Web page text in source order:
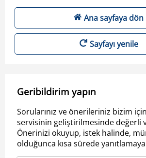
Ana sayfaya dön
Sayfayı yenile
Geribildirim yapın
Sorularınız ve önerileriniz bizim
servisinin geliştirilmesinde değerli
Önerinizi okuyup, istek halinde,
olduğunca kısa sürede yanıtlamaya